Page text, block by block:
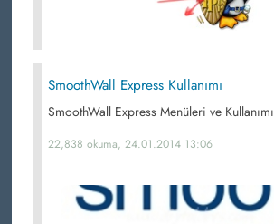
SmoothWall Express Kullanımı
SmoothWall Express Menüleri ve Kullanımı
22,838 okuma, 24.01.2014 13:06